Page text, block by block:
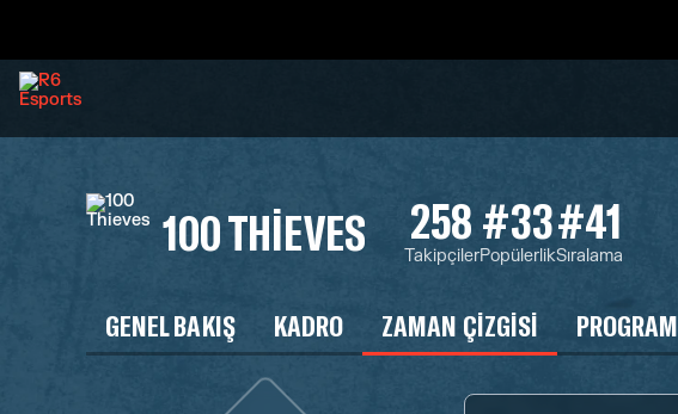
100 THIEVES 258
Takipçiler
#33
Popülerlik
#41
Sıralama
GENEL BAKIŞ KADRO ZAMAN ÇIZGISI PROGRAM